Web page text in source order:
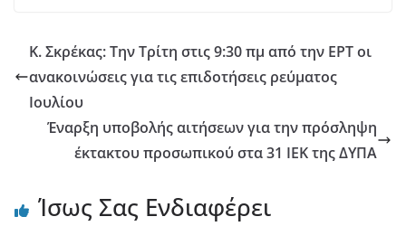
Κ. Σκρέκας: Την Τρίτη στις 9:30 πμ από την ΕΡΤ οι
ανακοινώσεις για τις επιδοτήσεις ρεύματος
Ιουλίου
Έναρξη υποβολής αιτήσεων για την πρόσληψη
έκτακτου προσωπικού στα 31 ΙΕΚ της ΔΥΠΑ
Ίσως Σας Ενδιαφέρει